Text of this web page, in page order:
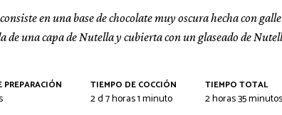
en una base de chocolate muy oscura hecha con
de una capa de Nutella y cubierta con un glaseado de
TIEMPO DE COCCIÓN
2días
d7horas
horas1minuto
minuto
TIEMPO TOTAL
2horas
horas35minutos
minutos